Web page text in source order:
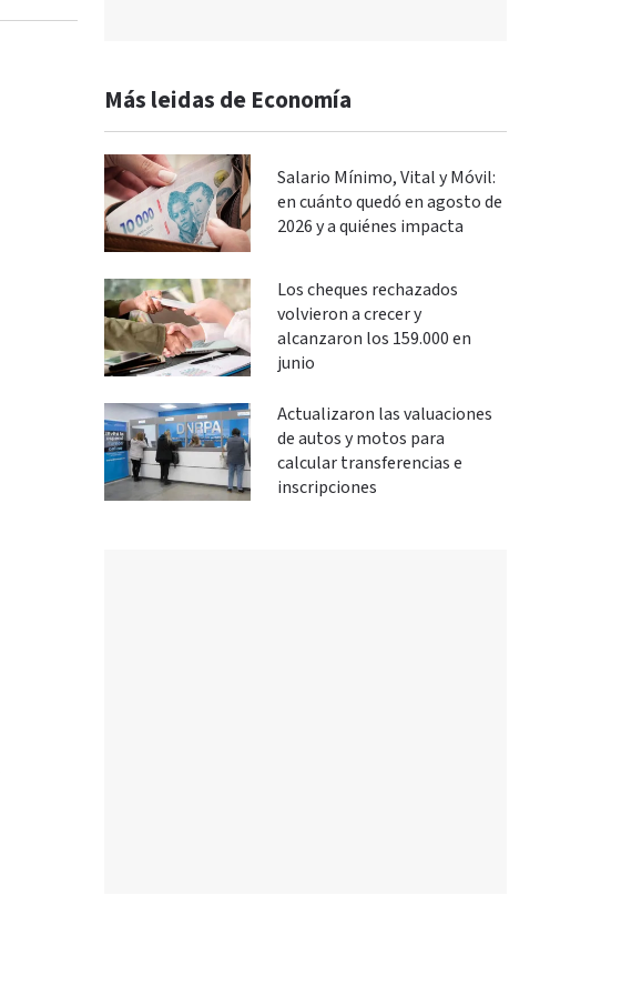
Más leidas de Economía
Salario Mínimo, Vital y Móvil:
en cuánto quedó en agosto de
2026 y a quiénes impacta
Los cheques rechazados
volvieron a crecer y
alcanzaron los 159.000 en
junio
Actualizaron las valuaciones
de autos y motos para
calcular transferencias e
inscripciones